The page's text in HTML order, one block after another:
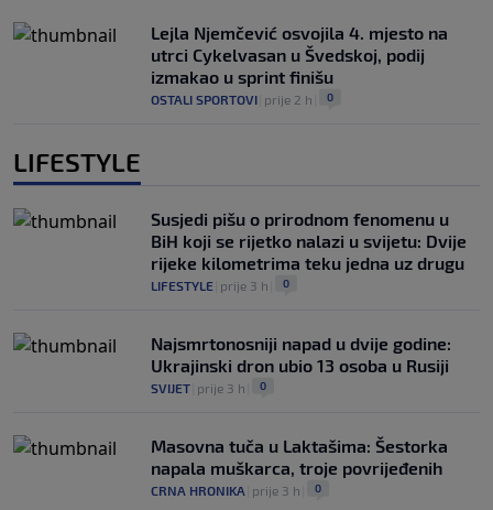
Lejla Njemčević osvojila 4. mjesto na
utrci Cykelvasan u Švedskoj, podij
izmakao u sprint finišu
OSTALI SPORTOVI prije 2 h 0
LIFESTYLE
Susjedi pišu o prirodnom fenomenu u
BiH koji se rijetko nalazi u svijetu: Dvije
rijeke kilometrima teku jedna uz drugu
LIFESTYLE prije 3 h 0
Najsmrtonosniji napad u dvije godine:
Ukrajinski dron ubio 13 osoba u Rusiji
SVIJET prije 3 h 0
Masovna tuča u Laktašima: Šestorka
napala muškarca, troje povrijeđenih
CRNA HRONIKA prije 3 h 0